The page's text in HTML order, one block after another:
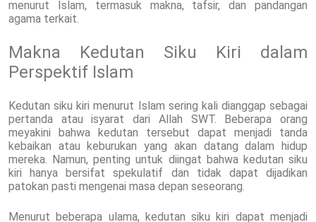
menurut Islam, termasuk makna, tafsir, dan pandangan
agama terkait.
Makna Kedutan Siku Kiri dalam
Perspektif Islam
Kedutan siku kiri menurut Islam sering kali dianggap sebagai
pertanda atau isyarat dari Allah SWT. Beberapa orang
meyakini bahwa kedutan tersebut dapat menjadi tanda
kebaikan atau keburukan yang akan datang dalam hidup
mereka. Namun, penting untuk diingat bahwa kedutan siku
kiri hanya bersifat spekulatif dan tidak dapat dijadikan
patokan pasti mengenai masa depan seseorang.
Menurut beberapa ulama, kedutan siku kiri dapat menjadi